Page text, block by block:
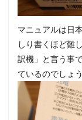
マニュアルは日
しり書くほど難
訳機」と言う事
ているのでしょう